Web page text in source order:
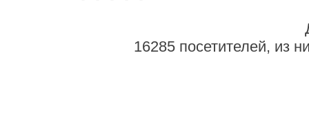
16285 посетителей, из